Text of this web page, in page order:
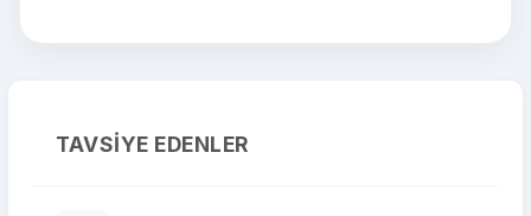
TAVSIYE EDENLER